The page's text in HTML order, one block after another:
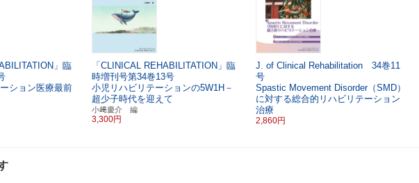
」臨
ション医療最前
「CLINICAL REHABILITATION」臨
時増刊号第34巻13号
小児リハビリテーションの5W1H－
超少子時代を迎えて
小﨑慶介 編
3,300円
J. of Clinical Rehabilitation 34巻11
号
Spastic Movement Disorder（SMD）
に対する総合的リハビリテーション
治療
2,860円